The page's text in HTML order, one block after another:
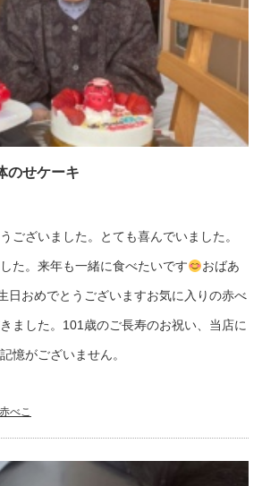
のせケーキ
ございました。とても喜んでいました。
た。来年も一緒に食べたいです おばあ
日おめでとうございますお気に入りの赤べ
ました。101歳のご長寿のお祝い、当店に
憶がございません。
赤べこ